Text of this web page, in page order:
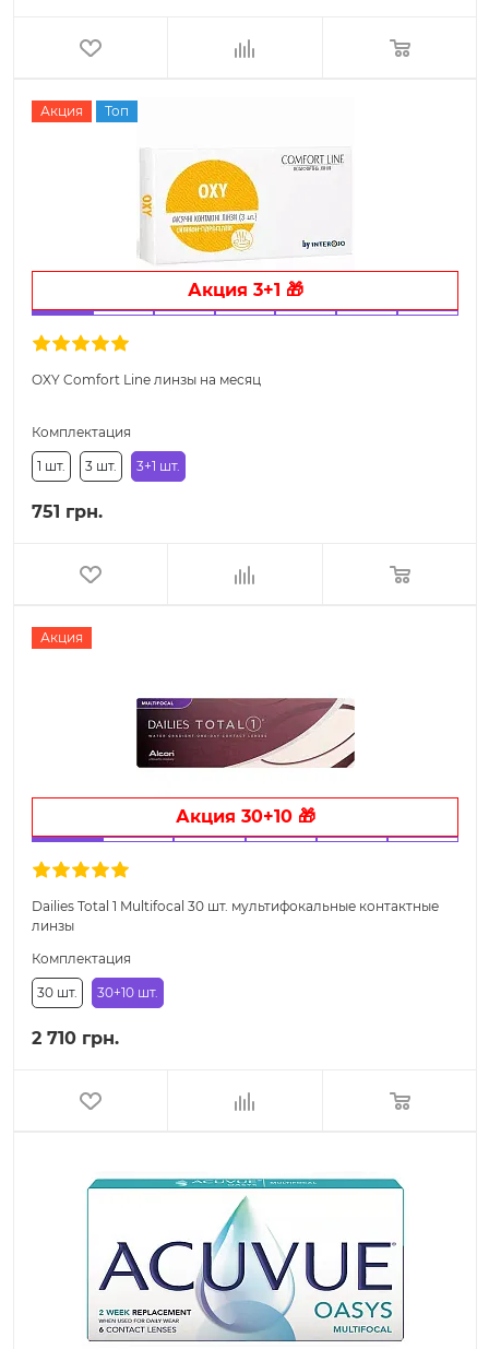
Акция Топ
Акция 3+1 🎁
OXY Comfort Line линзы на месяц
Комплектация
1 шт. 3 шт. 3+1 шт.
751 грн.
Акция
Акция 30+10 🎁
Dailies Total 1 Multifocal 30 шт. мультифокальные контактные
линзы
Комплектация
30 шт. 30+10 шт.
2 710 грн.